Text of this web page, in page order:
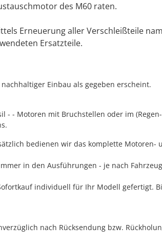
des M60 raten.
Erneuerung aller Verschleißteile
Ersatzteile.
Einbau als gegeben erscheint.
- Motoren mit Bruchstellen oder im
bedienen wir das komplette Motoren-
in den Ausführungen - je nach
individuell für Ihr Modell gefertigt.
nach Rücksendung bzw.